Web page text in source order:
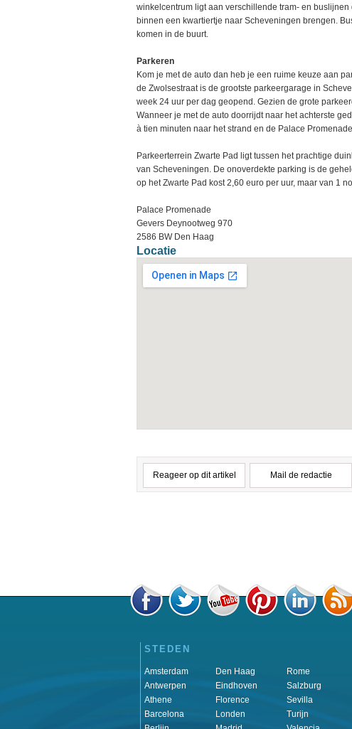
winkelcentrum ligt aan verschillende tram- en
binnen een kwartiertje naar Scheveningen brengen.
komen in de buurt.
Parkeren
Kom je met de auto dan heb je een ruime keuze aan
de Zwolsestraat is de grootste parkeergarage in
week 24 uur per dag geopend. Gezien de grote
Wanneer je met de auto doorrijdt naar het achterste
à tien minuten naar het strand en de Palace
Parkeerterrein Zwarte Pad ligt tussen het prachtige
van Scheveningen. De onoverdekte parking is de
op het Zwarte Pad kost 2,60 euro per uur, maar van 1
Palace Promenade
Gevers Deynootweg 970
2586 BW Den Haag
Locatie
Reageer op dit artikel Mail de redactie
STEDEN
Amsterdam
Antwerpen
Athene
Barcelona
Den Haag
Eindhoven
Florence
Londen
Rome
Salzburg
Sevilla
Turijn